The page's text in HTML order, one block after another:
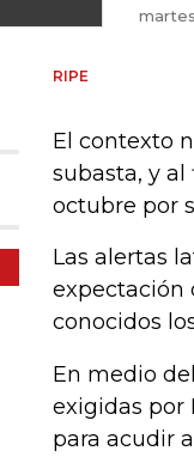
RIPE
El contexto
subasta, y
octubre por
Las alertas
expectación
conocidos
En medio
exigidas por
para acudir